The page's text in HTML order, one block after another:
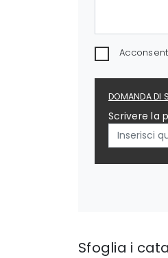
DOMANDA DI
Scrivere la
Sfoglia i